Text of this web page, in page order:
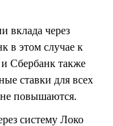
вклада через
в этом случае к
Сбербанк также
ставки для всех
повышаются.
систему Локо